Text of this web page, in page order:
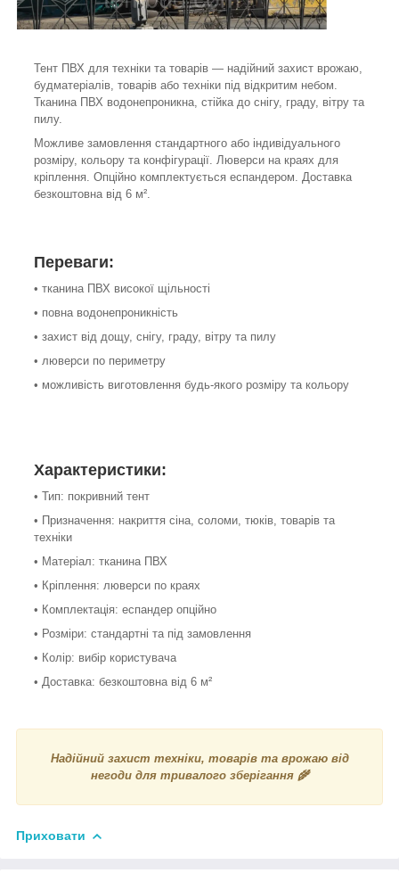
Тент ПВХ для техніки та товарів — надійний захист врожаю,
будматеріалів, товарів або техніки під відкритим небом.
Тканина ПВХ водонепроникна, стійка до снігу, граду, вітру та
пилу.
Можливе замовлення стандартного або індивідуального
розміру, кольору та конфігурації. Люверси на краях для
кріплення. Опційно комплектується еспандером. Доставка
безкоштовна від 6 м².
Переваги:
• тканина ПВХ високої щільності
• повна водонепроникність
• захист від дощу, снігу, граду, вітру та пилу
• люверси по периметру
• можливість виготовлення будь-якого розміру та кольору
Характеристики:
• Тип: покривний тент
• Призначення: накриття сіна, соломи, тюків, товарів та
техніки
• Матеріал: тканина ПВХ
• Кріплення: люверси по краях
• Комплектація: еспандер опційно
• Розміри: стандартні та під замовлення
• Колір: вибір користувача
• Доставка: безкоштовна від 6 м²
Надійний захист техніки, товарів та врожаю від
негоди для тривалого зберігання 🌾
Приховати